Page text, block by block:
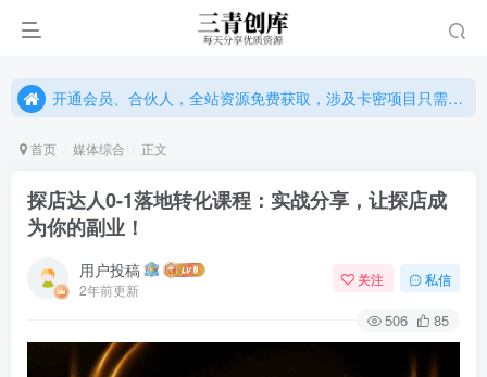
开通会员、合伙人，全站资源免费获取，涉及卡密项目只需单独购卡密（位置：网站右下悬浮按钮）
开通会员、合伙人，全站资源免费获取，涉及卡密项目只需单独购卡密（位置：网站右下悬浮按钮）
首页 媒体综合 正文
探店达人0-1落地转化课程：实战分享，让探店成
为你的副业！
用户投稿
2年前更新
关注 私信
506 85